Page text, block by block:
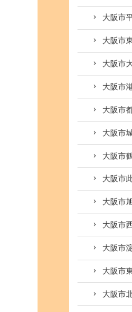
大阪市
大阪市
大阪市
大阪市
大阪市
大阪市
大阪市
大阪市
大阪市
大阪市
大阪市
大阪市
大阪市